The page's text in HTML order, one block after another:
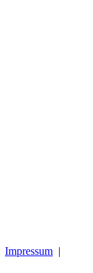
Impressum |